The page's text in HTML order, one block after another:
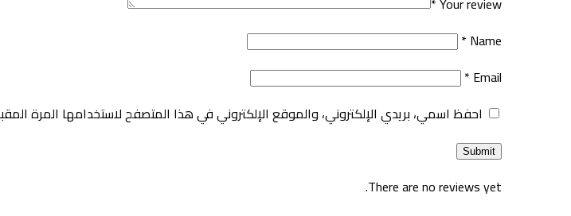
Name
*
Email
*
احفظ اسمي، بريدي الإلكتروني، والموقع الإلكتروني في هذا المتصفح لاستخدامها المرة
There are no reviews yet.